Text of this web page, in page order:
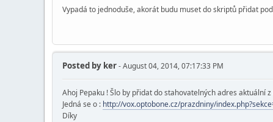
Vypadá to jednoduše, akorát budu muset do skriptů přidat
Posted by ker- August 04, 2014, 07:17:33 PM
Ahoj Pepaku ! Šlo by přidat do stahovatelných adres aktuální z
Jedná se o : http://vox.optobone.cz/prazdniny/
Díky